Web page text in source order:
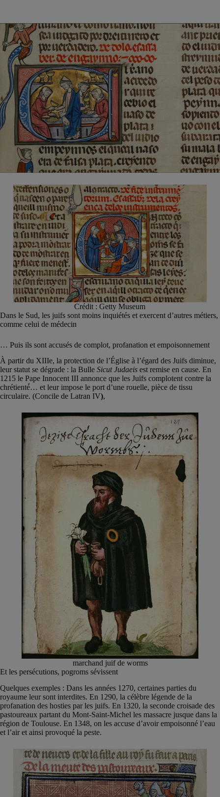
Crédit : Getty Museum
Dans le Sud, les juifs sont moins inquiétés et exercent d’autres métiers,
comme celui de médecin
… Puis ils sont accusés de complot, profanation et empoisonnement
À partir du XIIIe, la protection de l’Église à l’égard des Juifs diminue,
leur statut se dégrade : la Bulle Sicut Judaeis est remise en cause. En
1215 le Pape Innocent III annonce que les Juifs complotent contre la
chrétienté́… et leur impose le port d’une rouelle, pièce de tissu
circulaire. (Concile de Latran IV),
marchand juif de worms
Et les persécutions, pogroms sévissent
Quelques exemples : Dans les années 1270, certaines parties du
royaume leur sont interdites. En 1290, la célèbre légende de la
profanation des hosties par les juifs. En 1320, la seconde croisade des
pastoureaux partant du Mont-Saint-Michel les massacre jusque dans la
région de Toulouse. En 1348, on les accuse d’avoir empoisonné l’eau
et l’air et ainsi provoqué la peste.